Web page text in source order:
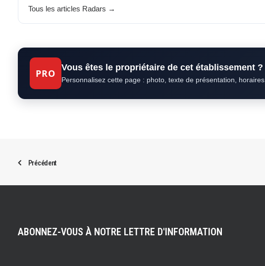
Tous les articles Radars →
PRO
Vous êtes le propriétaire de cet établissement ?
Personnalisez cette page : photo, texte de présentation,
Précédent
ABONNEZ-VOUS À NOTRE LETTRE D'INFORMATION